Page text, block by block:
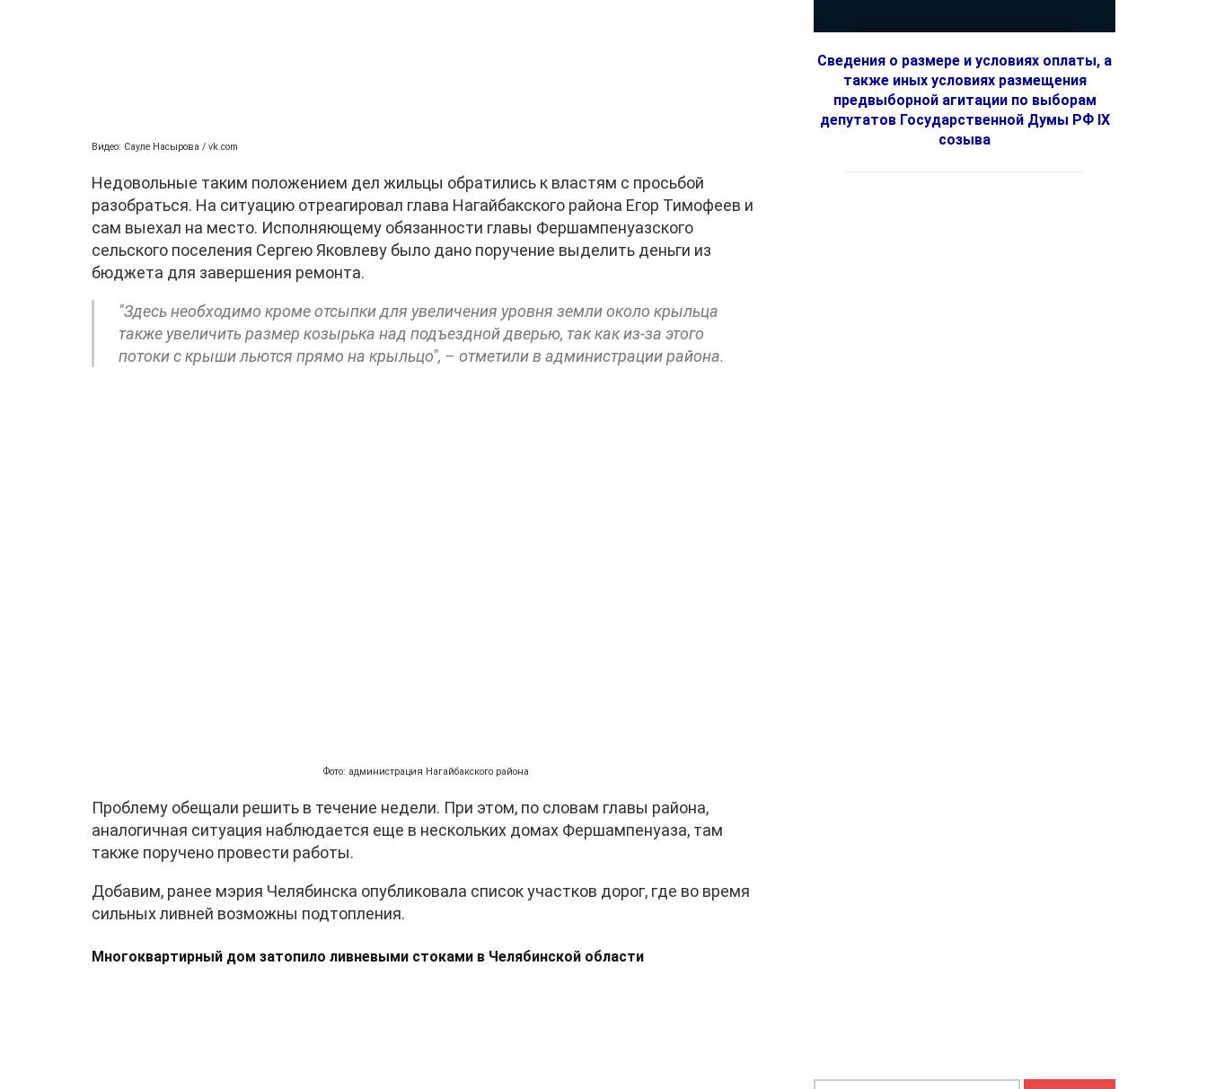
Видео: Сауле Насырова / vk.com
Недовольные таким положением дел жильцы обратились к властям с просьбой
разобраться. На ситуацию отреагировал глава Нагайбакского района Егор Тимофеев и
сам выехал на место. Исполняющему обязанности главы Фершампенуазского
сельского поселения Сергею Яковлеву было дано поручение выделить деньги из
бюджета для завершения ремонта.
"Здесь необходимо кроме отсыпки для увеличения уровня земли около крыльца
также увеличить размер козырька над подъездной дверью, так как из-за этого
потоки с крыши льются прямо на крыльцо", – отметили в администрации района.
Фото: администрация Нагайбакского района
Проблему обещали решить в течение недели. При этом, по словам главы района,
аналогичная ситуация наблюдается еще в нескольких домах Фершампенуаза, там
также поручено провести работы.
Добавим, ранее мэрия Челябинска опубликовала список участков дорог, где во время
сильных ливней возможны подтопления.
Многоквартирный дом затопило ливневыми стоками в Челябинской области
Сведения о размере и условиях оплаты, а
также иных условиях размещения
предвыборной агитации по выборам
депутатов Государственной Думы РФ IX
созыва